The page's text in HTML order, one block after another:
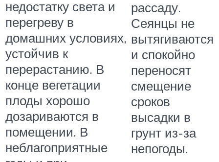
недостатку света и
перегреву в
домашних условиях,
устойчив к
перерастанию. В
конце вегетации
плоды хорошо
дозариваются в
помещении. В
неблагоприятные
рассаду.
Сеянцы не
вытягиваются
и спокойно
переносят
смещение
сроков
высадки в
грунт из-за
непогоды.